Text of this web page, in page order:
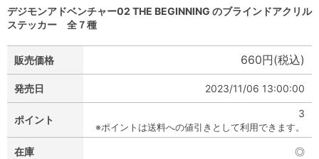
デジモンアドベンチャー02 THE BEGINNING のブラインドアクリル
ステッカー 全７種
販売価格 660円(税込)
発売日 2023/11/06 13:00:00
ポイント
3
※ポイントは送料への値引きとして利用できます。
在庫 ◎